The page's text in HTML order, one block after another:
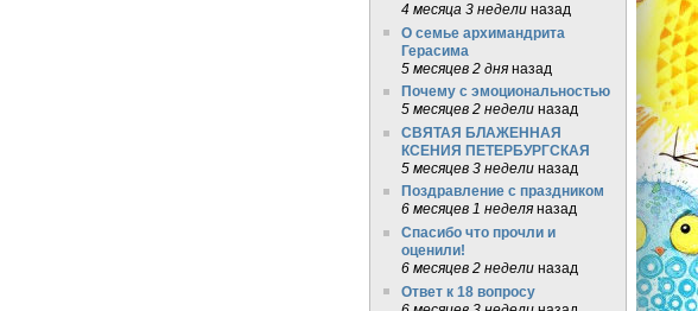
4 месяца 3 неделиназад
О семье архимандрита
Герасима
5 месяцев 2 дняназад
Почему с эмоциональностью
5 месяцев 2 неделиназад
СВЯТАЯ БЛАЖЕННАЯ
КСЕНИЯ ПЕТЕРБУРГСКАЯ
5 месяцев 3 неделиназад
Поздравление с праздником
6 месяцев 1 неделяназад
Спасибо что прочли и
оценили!
6 месяцев 2 неделиназад
Ответ к 18 вопросу